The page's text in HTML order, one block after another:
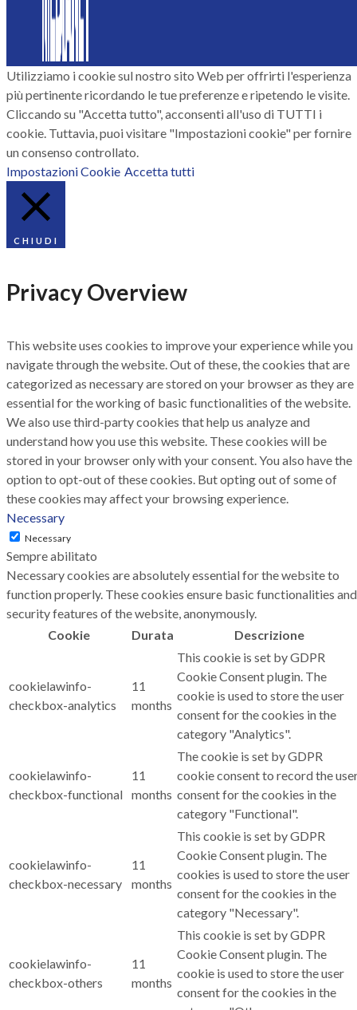
Utilizziamo i cookie sul nostro sito Web per offrirti l'esperienza
più pertinente ricordando le tue preferenze e ripetendo le visite.
Cliccando su "Accetta tutto", acconsenti all'uso di TUTTI i
cookie. Tuttavia, puoi visitare "Impostazioni cookie" per fornire
un consenso controllato.
Impostazioni Cookie Accetta tutti
CHIUDI
Privacy Overview
This website uses cookies to improve your experience while you
navigate through the website. Out of these, the cookies that are
categorized as necessary are stored on your browser as they are
essential for the working of basic functionalities of the website.
We also use third-party cookies that help us analyze and
understand how you use this website. These cookies will be
stored in your browser only with your consent. You also have the
option to opt-out of these cookies. But opting out of some of
these cookies may affect your browsing experience.
Necessary
Necessary
Sempre abilitato
Necessary cookies are absolutely essential for the website to
function properly. These cookies ensure basic functionalities and
security features of the website, anonymously.
Cookie
Durata Descrizione
cookielawinfo-
checkbox-analytics
11
months
This cookie is set by GDPR
Cookie Consent plugin. The
cookie is used to store the user
consent for the cookies in the
category "Analytics".
cookielawinfo-
checkbox-functional
11
months
The cookie is set by GDPR
cookie consent to record the
consent for the cookies in the
category "Functional".
cookielawinfo-
checkbox-necessary
11
months
This cookie is set by GDPR
Cookie Consent plugin. The
cookies is used to store the user
consent for the cookies in the
category "Necessary".
cookielawinfo-
checkbox-others
11
months
This cookie is set by GDPR
Cookie Consent plugin. The
cookie is used to store the user
consent for the cookies in the